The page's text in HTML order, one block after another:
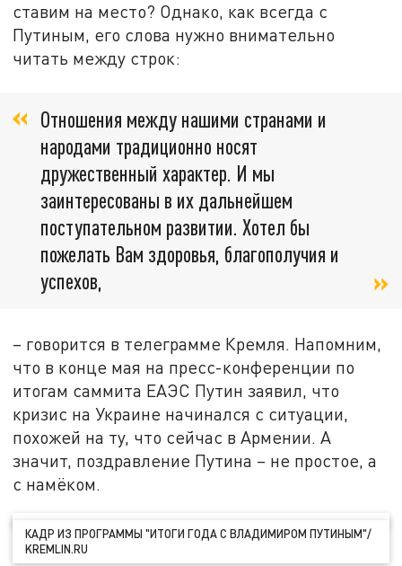
ставим на место? Однако, как всегда с
Путиным, его слова нужно внимательно
читать между строк:
Отношения между нашими странами и
народами традиционно носят
дружественный характер. И мы
заинтересованы в их дальнейшем
поступательном развитии. Хотел бы
пожелать Вам здоровья, благополучия и
успехов,
– говорится в телеграмме Кремля. Напомним,
что в конце мая на пресс-конференции по
итогам саммита ЕАЭС Путин заявил, что
кризис на Украине начинался с ситуации,
похожей на ту, что сейчас в Армении. А
значит, поздравление Путина – не простое, а
с намёком.
КАДР ИЗ ПРОГРАММЫ "ИТОГИ ГОДА С ВЛАДИМИРОМ ПУТИНЫМ"/
KREMLIN.RU